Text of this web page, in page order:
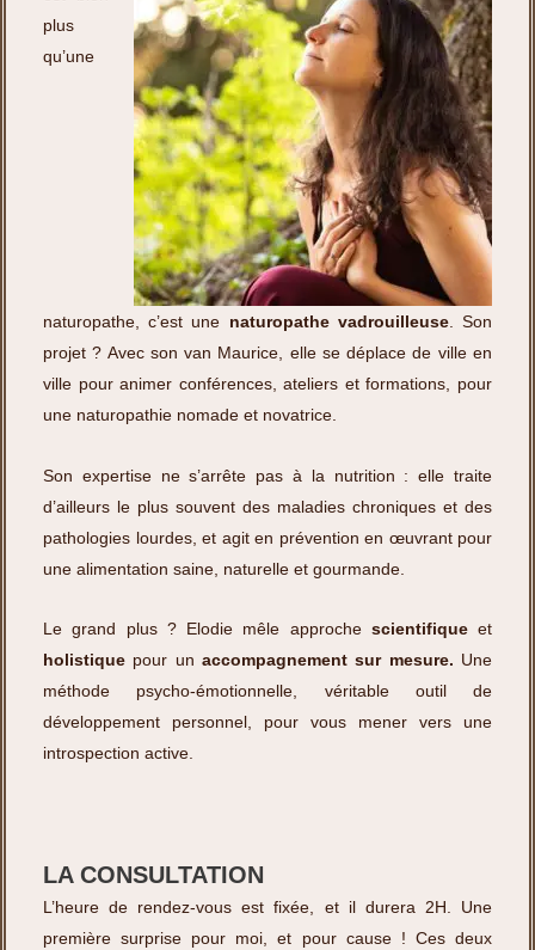
plus
qu’une
naturopathe, c’est une naturopathe vadrouilleuse. Son
projet ? Avec son van Maurice, elle se déplace de ville en
ville pour animer conférences, ateliers et formations, pour
une naturopathie nomade et novatrice.
Son expertise ne s’arrête pas à la nutrition : elle traite
d’ailleurs le plus souvent des maladies chroniques et des
pathologies lourdes, et agit en prévention en œuvrant pour
une alimentation saine, naturelle et gourmande.
Le grand plus ? Elodie mêle approche scientifiqueet
holistique pour un accompagnement sur mesure. Une
méthode psycho-émotionnelle, véritable outil de
développement personnel, pour vous mener vers une
introspection active.
LA CONSULTATION
L’heure de rendez-vous est fixée, et il durera 2H. Une
première surprise pour moi, et pour cause ! Ces deux